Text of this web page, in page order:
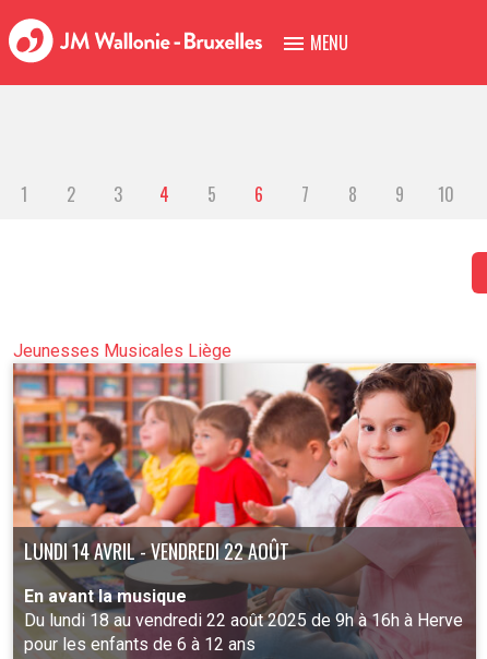
MENU
1 2 3 4 5 6 7 8 9 10
Jeunesses Musicales Liège
LUNDI 14 AVRIL - VENDREDI 22 AOÛT
En avant la musique
Du lundi 18 au vendredi 22 août 2025 de 9h à 16h à Herve
pour les enfants de 6 à 12 ans